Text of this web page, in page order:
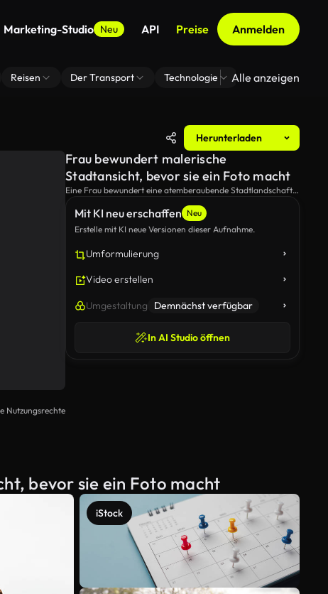
Marketing-Studio Neu API Preise Anmelden
Reisen Der Transport Technologie Zoom Virtuelle
Alle anzeigen
Herunterladen
Nutzungsrechte
Mit KI neu erschaffen Neu
Erstelle mit KI neue Versionen dieser Aufnahme.
Umformulierung
Video erstellen
Umgestaltung Demnächst verfügbar
In AI Studio öffnen
Frau bewundert malerische
Stadtansicht, bevor sie ein Foto macht
Eine Frau bewundert eine atemberaubende Stadtlandschaft.
Telefon heraus, um den Moment mit einem Bild zu erfassen.
bevor sie ein Foto macht
iStock